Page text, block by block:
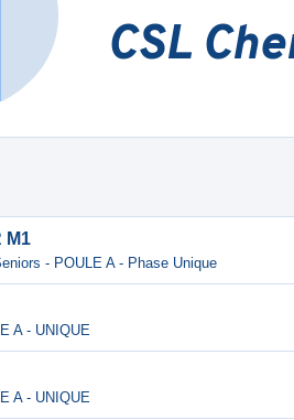
CSL
M1
- POULE A - Phase Unique
A - UNIQUE
A - UNIQUE